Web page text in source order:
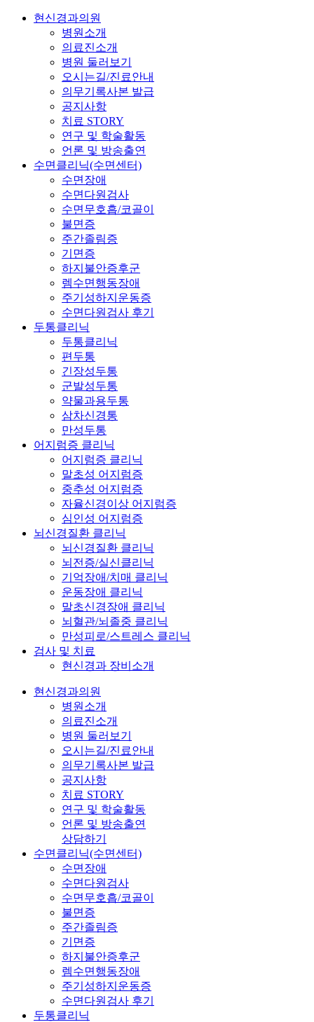
현신경과의원
병원소개
의료진소개
병원 둘러보기
오시는길/진료안내
의무기록사본 발급
공지사항
치료 STORY
연구 및 학술활동
언론 및 방송출연
수면클리닉(수면센터)
수면장애
수면다원검사
수면무호흡/코골이
불면증
주간졸림증
기면증
하지불안증후군
렘수면행동장애
주기성하지운동증
수면다원검사 후기
두통클리닉
두통클리닉
편두통
긴장성두통
군발성두통
약물과용두통
삼차신경통
만성두통
어지럼증 클리닉
어지럼증 클리닉
말초성 어지럼증
중추성 어지럼증
자율신경이상 어지럼증
심인성 어지럼증
뇌신경질환 클리닉
뇌신경질환 클리닉
뇌전증/실신클리닉
기억장애/치매 클리닉
운동장애 클리닉
말초신경장애 클리닉
뇌혈관/뇌졸중 클리닉
만성피로/스트레스 클리닉
검사 및 치료
현신경과 장비소개
현신경과의원
병원소개
의료진소개
병원 둘러보기
오시는길/진료안내
의무기록사본 발급
공지사항
치료 STORY
연구 및 학술활동
언론 및 방송출연
상담하기
수면클리닉(수면센터)
수면장애
수면다원검사
수면무호흡/코골이
불면증
주간졸림증
기면증
하지불안증후군
렘수면행동장애
주기성하지운동증
수면다원검사 후기
두통클리닉